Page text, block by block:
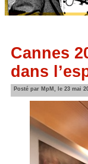
Cannes
dans
Posté par MpM, le 23 mai